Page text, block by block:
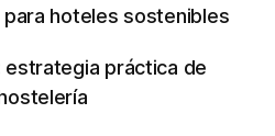
hoteles sostenibles
práctica de